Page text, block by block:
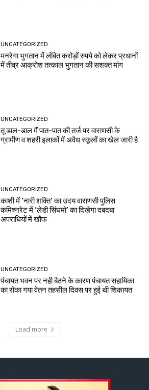
UNCATEGORIZED
मनरेगा भुगतान में लंबित करोड़ों रुपये को लेकर प्रधानों
में तीव्र आक्रोश तत्काल भुगतान की सशक्त मांग
UNCATEGORIZED
तू डाल-डाल मैं पात-पात की तर्ज पर वाराणसी के
ग्रामीण व शहरी इलाकों में अवैध स्कूलों का खेल जारी है
UNCATEGORIZED
काशी में ‘नारी शक्ति’ का उदय वाराणसी पुलिस
कमिश्नरेट में ‘लेडी सिंघमो’ का दिखेगा दबदबा
अपराधियों में खौफ
UNCATEGORIZED
पंचायत भवन पर नही बैठने के कारण पंचायत सहायिका
का रोका गया वेतन तहसील दिवस पर हुई थी शिकायत
Load more